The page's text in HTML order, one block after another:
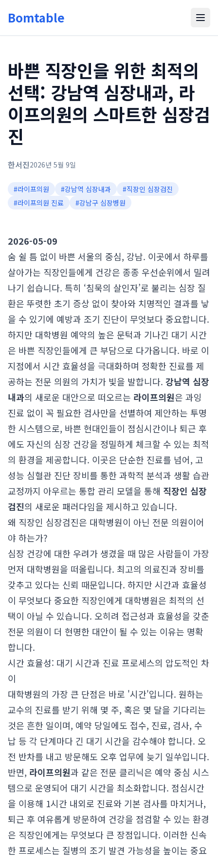
Bomtable
바쁜 직장인을 위한 최적의
선택: 강남역 심장내과, 라
이프의원의 스마트한 심장검
진
한서진2026년 5월 9일
#라이프의원 #강남역 심장내과 #직장인 심장검진
#라이프의원 진료 #강남구 심장병원
2026-05-09
숨 쉴 틈 없이 바쁜 서울의 중심, 강남. 이곳에서 하루를
살아가는 직장인들에게 건강은 종종 우선순위에서 밀려
나기 쉽습니다. 특히 ‘침묵의 살인자’로 불리는 심장 질
환은 뚜렷한 초기 증상 없이 찾아와 치명적인 결과를 낳
을 수 있기에 예방과 조기 진단이 무엇보다 중요합니다.
하지만 대학병원 예약의 높은 문턱과 기나긴 대기 시간
은 바쁜 직장인들에게 큰 부담으로 다가옵니다. 바로 이
지점에서 시간 효율성을 극대화하며 정확한 진료를 제
공하는 전문 의원의 가치가 빛을 발합니다. 강남역 심장
내과의 새로운 대안으로 떠오르는 라이프의원은 과잉
진료 없이 꼭 필요한 검사만을 선별하여 제안하는 투명
한 시스템으로, 바쁜 현대인들이 점심시간이나 퇴근 후
에도 자신의 심장 건강을 정밀하게 체크할 수 있는 최적
의 환경을 제공합니다. 이곳은 단순한 진료를 넘어, 고
성능 심혈관 진단 장비를 통한 과학적 분석과 생활 습관
교정까지 아우르는 통합 관리 모델을 통해 직장인 심장
검진의 새로운 패러다임을 제시하고 있습니다.
왜 직장인 심장검진은 대학병원이 아닌 전문 의원이어
야 하는가?
심장 건강에 대한 우려가 생겼을 때 많은 사람들이 가장
먼저 대학병원을 떠올립니다. 최고의 의료진과 장비를
갖추고 있다는 신뢰 때문입니다. 하지만 시간과 효율성
이 무엇보다 중요한 직장인에게 대학병원은 최적의 선
택이 아닐 수 있습니다. 오히려 접근성과 효율성을 갖춘
전문 의원이 더 현명한 대안이 될 수 있는 이유는 명확
합니다.
시간 효율성: 대기 시간과 진료 프로세스의 압도적인 차
이
대학병원의 가장 큰 단점은 바로 '시간'입니다. 원하는
교수의 진료를 받기 위해 몇 주, 혹은 몇 달을 기다리는
것은 흔한 일이며, 예약 당일에도 접수, 진료, 검사, 수
납 등 각 단계마다 긴 대기 시간을 감수해야 합니다. 오
전 반차를 내고 방문해도 오후 업무에 늦기 일쑤입니다.
반면, 라이프의원과 같은 전문 클리닉은 예약 중심 시스
템으로 운영되어 대기 시간을 최소화합니다. 점심시간
을 이용해 1시간 내외로 진료와 기본 검사를 마치거나,
퇴근 후 여유롭게 방문하여 건강을 점검할 수 있는 환경
은 직장인에게는 무엇보다 큰 장점입니다. 이러한 신속
한 프로세스는 질병의 조기 발견 가능성을 높이는 중요